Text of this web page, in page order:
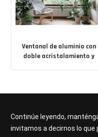
Ventanal de aluminio con
doble acristalamiento y
Continúe leyendo,
invitamos a decirnos lo que